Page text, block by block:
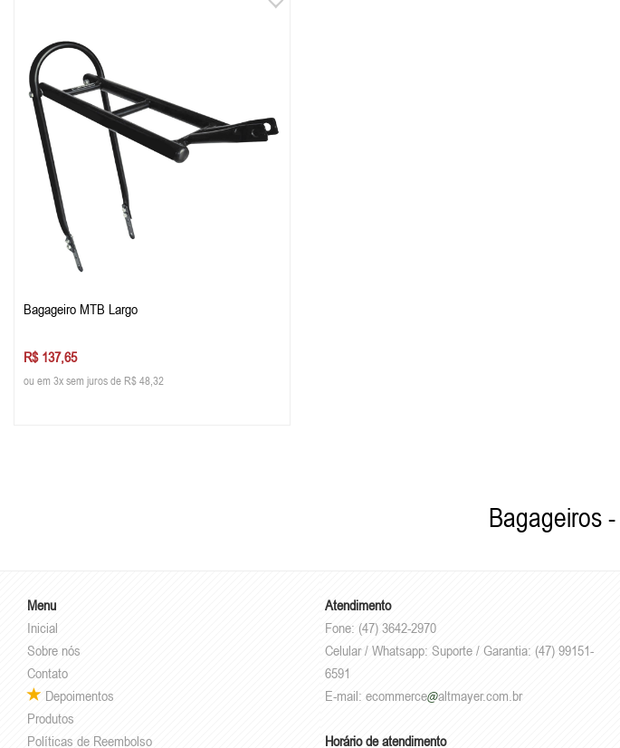
Bagageiro MTB Largo
R$ 137,65
ou em 3x sem juros de R$ 48,32
Bagageiros
Menu
Inicial
Sobre nós
Contato
Depoimentos
Produtos
Políticas de Reembolso
Atendimento
Fone: (47) 3642-2970
Celular / Whatsapp: Suporte / Garantia: (47) 99151-
6591
E-mail: ecommerce altmayer.com.br
Horário de atendimento